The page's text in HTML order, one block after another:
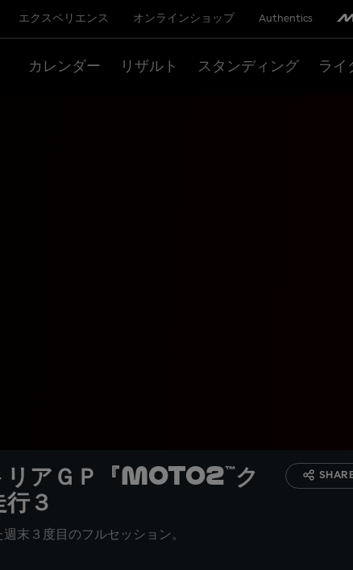
エクスペリエンス オンラインショップ Authentics
カレンダー リザルト スタンディング ライ
リアＧＰ『Moto2™ク
３
末３度目のフルセッション。